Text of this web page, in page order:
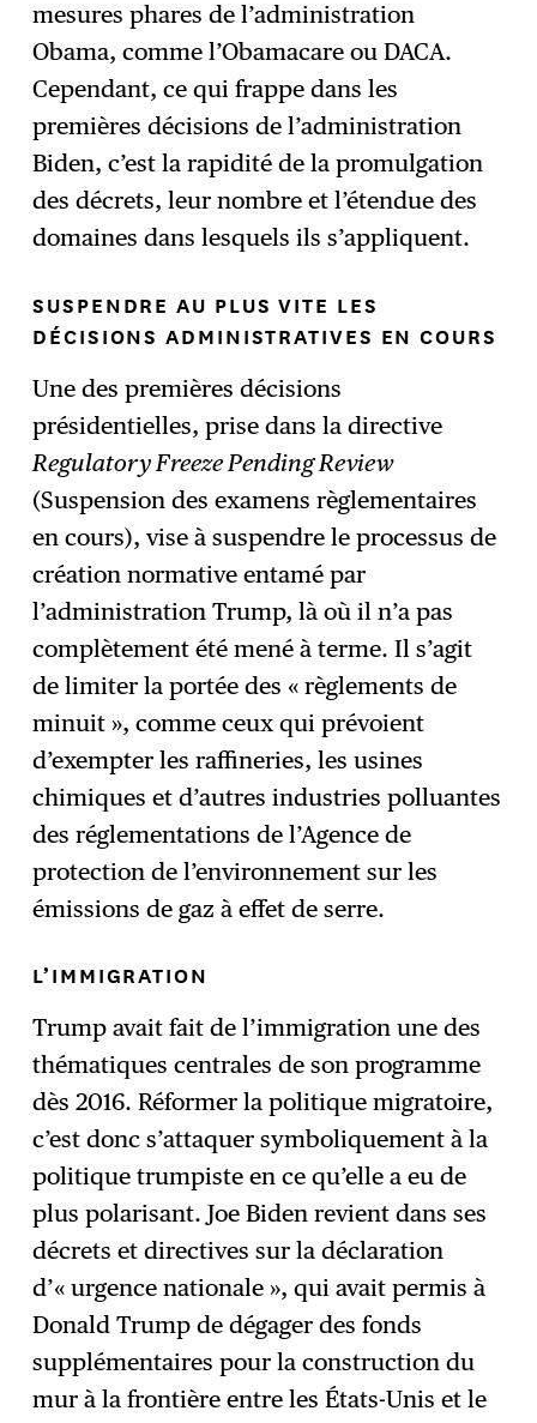
mesures phares de l’administration
Obama, comme l’Obamacare ou DACA.
Cependant, ce qui frappe dans les
premières décisions de l’administration
Biden, c’est la rapidité de la promulgation
des décrets, leur nombre et l’étendue des
domaines dans lesquels ils s’appliquent.
SUSPENDRE AU PLUS VITE LES
DÉCISIONS ADMINISTRATIVES EN COURS
Une des premières décisions
présidentielles, prise dans la directive
Regulatory Freeze Pending Review
(Suspension des examens règlementaires
en cours), vise à suspendre le processus de
création normative entamé par
l’administration Trump, là où il n’a pas
complètement été mené à terme. Il s’agit
de limiter la portée des « règlements de
minuit », comme ceux qui prévoient
d’exempter les raffineries, les usines
chimiques et d’autres industries polluantes
des réglementations de l’Agence de
protection de l’environnement sur les
émissions de gaz à effet de serre.
L’IMMIGRATION
Trump avait fait de l’immigration une des
thématiques centrales de son programme
dès 2016. Réformer la politique migratoire,
c’est donc s’attaquer symboliquement à la
politique trumpiste en ce qu’elle a eu de
plus polarisant. Joe Biden revient dans ses
décrets et directives sur la déclaration
d’« urgence nationale », qui avait permis à
Donald Trump de dégager des fonds
supplémentaires pour la construction du
mur à la frontière entre les États-Unis et le